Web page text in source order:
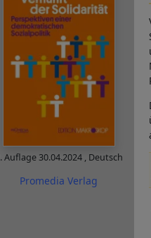
Auflage 30.04.2024 , Deutsch
Promedia Verlag